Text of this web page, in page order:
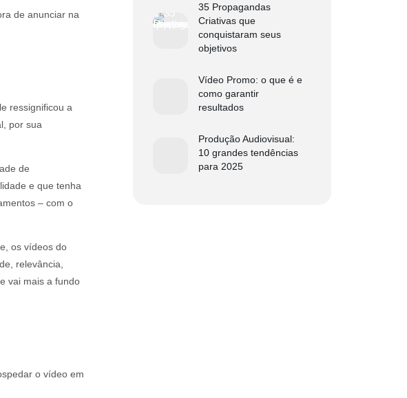
de anunciar na
ressignificou a
por sua
de
e que tenha
– com o
os vídeos do
relevância,
vai mais a fundo
o vídeo em
35 Propagandas
Criativas que
conquistaram seus
objetivos
Vídeo Promo: o que é e
como garantir
resultados
Produção Audiovisual:
10 grandes tendências
para 2025